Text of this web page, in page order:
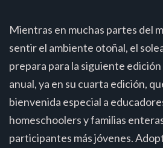
Mientras en muchas partes del
sentir el ambiente otoñal, el
prepara para la siguiente
anual, ya en su cuarta edición,
bienvenida especial a
homeschoolers y familias
participantes más jóvenes.